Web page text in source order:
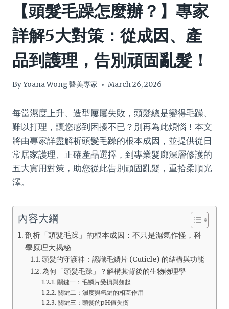
【頭髮毛躁怎麼辦？】專家
詳解5大對策：從成因、產
品到護理，告別頑固亂髮！
ByYoana Wong 醫美專家 March 26, 2026
每當濕度上升、造型屢屢失敗，頭髮總是變得毛躁、
難以打理，讓您感到困擾不已？別再為此煩惱！本文
將由專家詳盡解析頭髮毛躁的根本成因，並提供從日
常居家護理、正確產品選擇，到專業髮廊深層修護的
五大實用對策，助您從此告別頑固亂髮，重拾柔順光
澤。
內容大綱
剖析「頭髮毛躁」的根本成因：不只是濕氣作怪，科
學原理大揭秘
頭髮的守護神：認識毛鱗片 (Cuticle) 的結構與功能
為何「頭髮毛躁」？解構其背後的生物物理學
關鍵一：毛鱗片受損與翹起
關鍵二：濕度與氫鍵的相互作用
關鍵三：頭髮的pH值失衡